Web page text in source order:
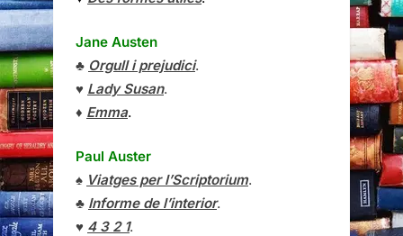
Jane Austen
♣ Orgull i prejudici.
♥ Lady Susan.
♦ Emma.
Paul Auster
♠ Viatges per l’Scriptorium.
♣ Informe de l’interior.
♥ 4 3 2 1.